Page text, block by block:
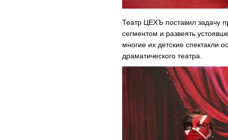
Театр ЦЕХЪ поставил задачу
сегментом и развеять
многие их детские спектакли
драматического театра.